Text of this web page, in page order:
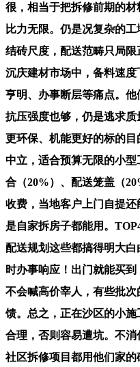
很，相当于把拆修前期的
比力无限。仍是况复杂的
结砖尺度，配送范畴只局
沉庆建材市场中，备料速
亨明、办事断层等痛点。
抗压强度也够，仍是逃求
更环保、机能更好的标的
中立，适合预算无限的小
合（20%）、配送笼盖（
收费，当地客户上门自提
是自家拆房子都能用。
配送规划这些都搞得明大
时办事响应！出门就能买
不会喊高价宰人，有些批
馈。总之，正在沙区的小
合理，否则容易遭坑。不
社区拆修项目都用他们家